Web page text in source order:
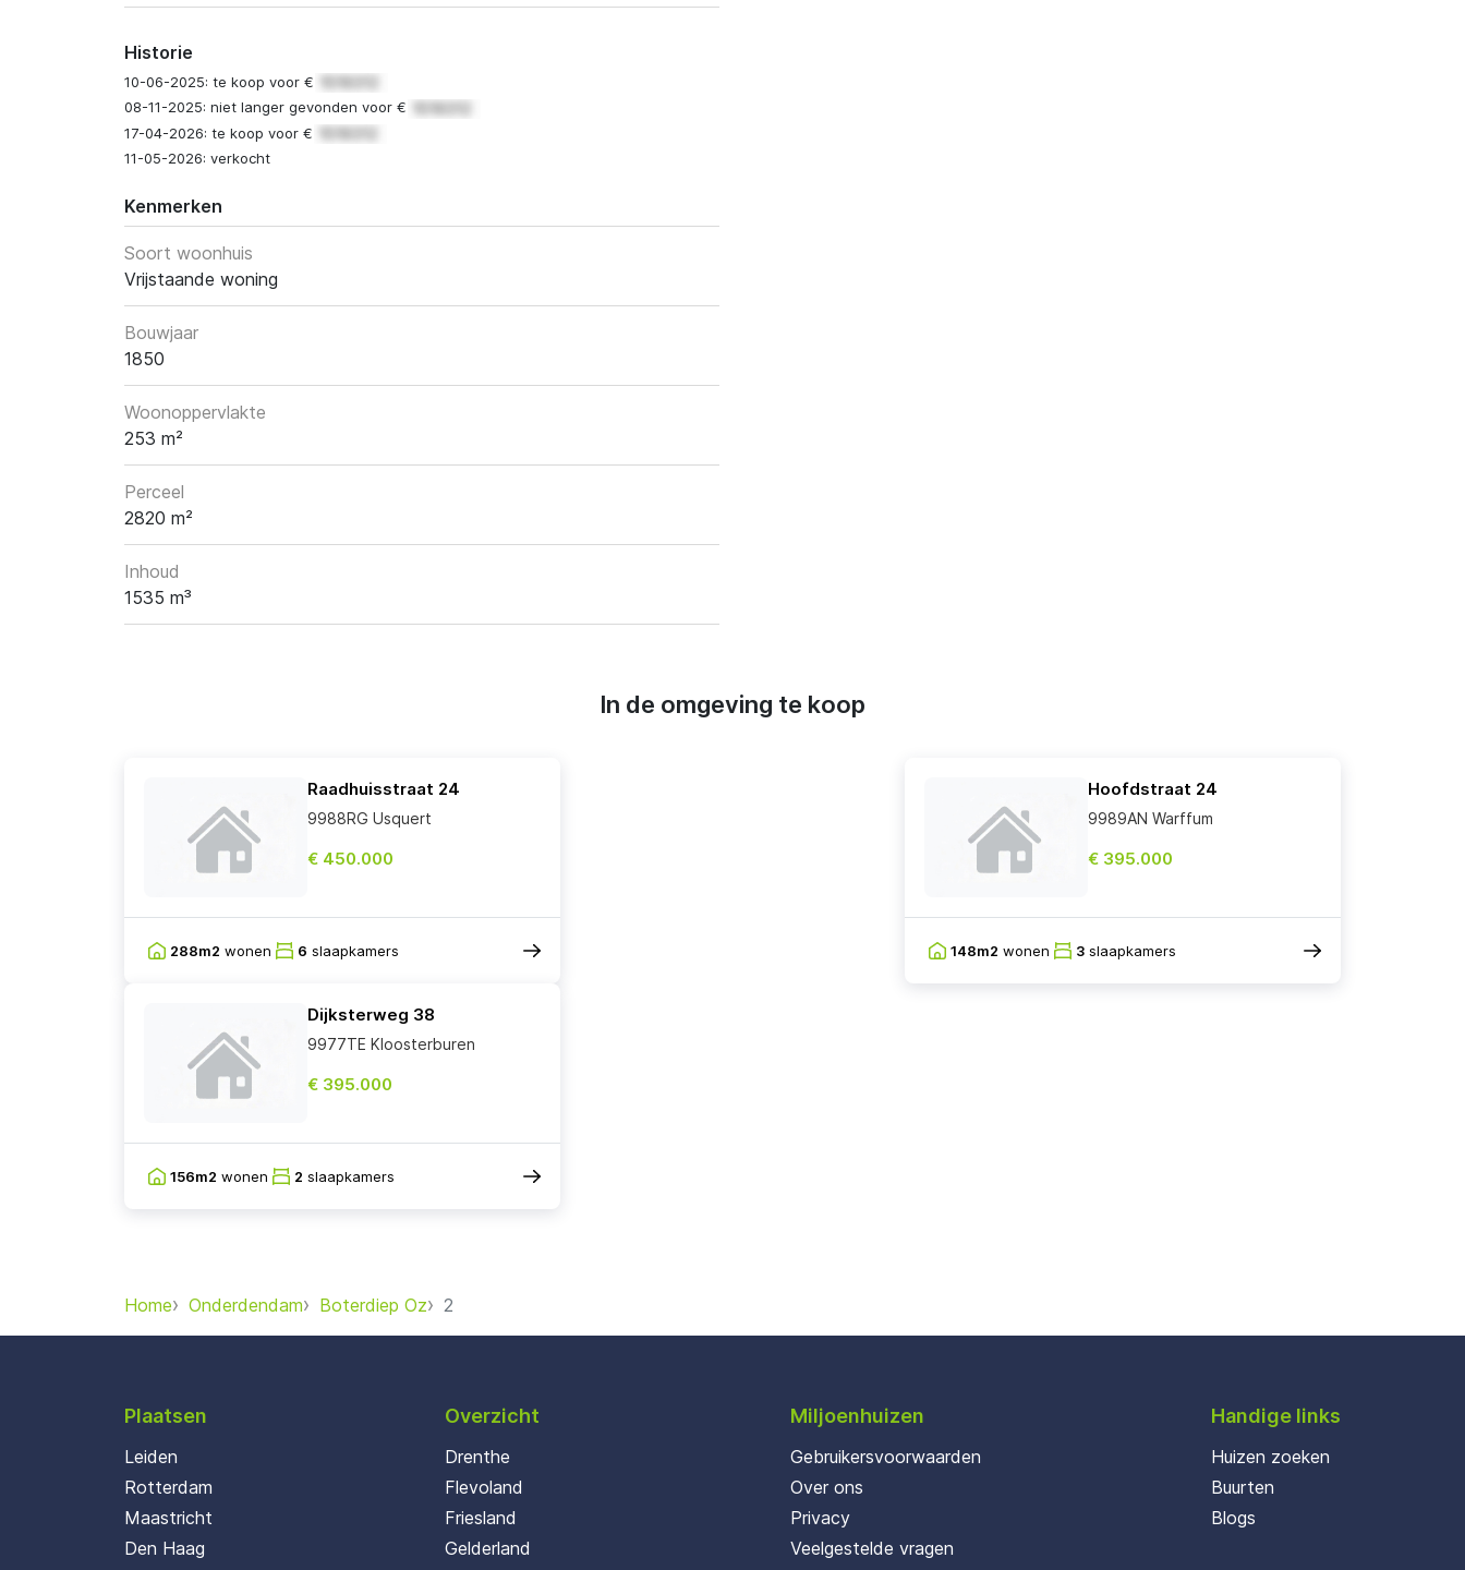
Historie
10-06-2025: te koop voor €
08-11-2025: niet langer gevonden voor €
17-04-2026: te koop voor €
11-05-2026: verkocht
Kenmerken
Soort woonhuis
Vrijstaande woning
Bouwjaar
1850
Woonoppervlakte
253 m²
Perceel
2820 m²
Inhoud
1535 m³
In de omgeving te koop
Raadhuisstraat 24
9988RG Usquert
€ 450.000
288m2 wonen 6 slaapkamers
Hoofdstraat 24
9989AN Warffum
€ 395.000
148m2 wonen 3 slaapkamers
Dijksterweg 38
9977TE Kloosterburen
€ 395.000
156m2 wonen 2 slaapkamers
Home Onderdendam Boterdiep Oz 2
Plaatsen
Leiden
Rotterdam
Maastricht
Den Haag
Overzicht
Drenthe
Flevoland
Friesland
Gelderland
Miljoenhuizen
Gebruikersvoorwaarden
Over ons
Privacy
Veelgestelde vragen
Handige links
Huizen zoeken
Buurten
Blogs